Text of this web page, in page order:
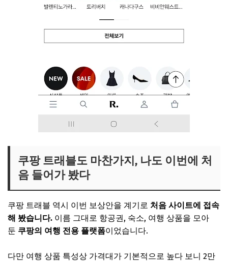
쿠팡 트래블도 마찬가지, 나도 이번에 처
음 들어가 봤다
쿠팡 트래블 역시 이번 보상안을 계기로 처음 사이트에 접속
해 봤습니다. 이름 그대로 항공권, 숙소, 여행 상품을 모아
둔 쿠팡의 여행 전용 플랫폼이었습니다.
다만 여행 상품 특성상 가격대가 기본적으로 높다 보니 2만